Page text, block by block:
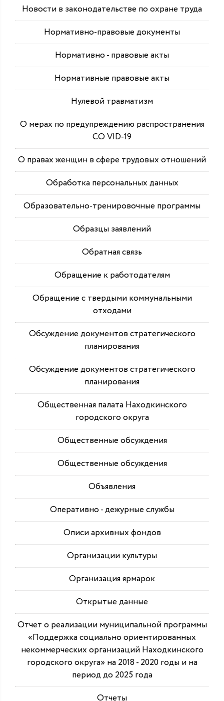
Новости в законодательстве по охране труда
Нормативно-правовые документы
Нормативно - правовые акты
Нормативные правовые акты
Нулевой травматизм
О мерах по предупреждению распространения
СО VID-19
О правах женщин в сфере трудовых отношений
Обработка персональных данных
Образовательно-тренировочные программы
Образцы заявлений
Обратная связь
Обращение к работодателям
Обращение с твердыми коммунальными
отходами
Обсуждение документов стратегического
планирования
Обсуждение документов стратегического
планирования
Общественная палата Находкинского
городского округа
Общественные обсуждения
Общественные обсуждения
Объявления
Оперативно - дежурные службы
Описи архивных фондов
Организации культуры
Организация ярмарок
Открытые данные
Отчет о реализации муниципальной программы
«Поддержка социально ориентированных
некоммерческих организаций Находкинского
городского округа» на 2018 - 2020 годы и на
период до 2025 года
Отчеты